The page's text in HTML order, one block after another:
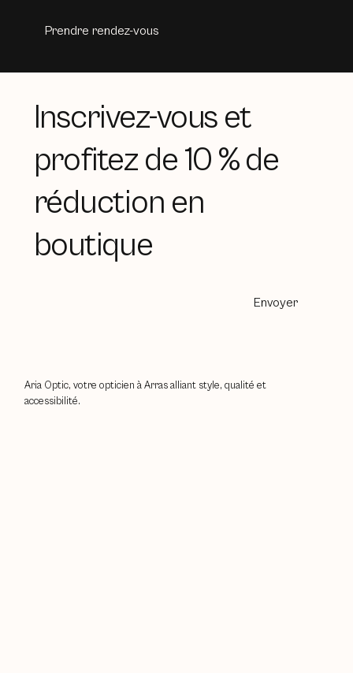
Prendre rendez-vous
Inscrivez-vous et
profitez de 10 % de
réduction en
boutique
Envoyer
Aria Optic, votre opticien à Arras alliant style, qualité et
accessibilité.